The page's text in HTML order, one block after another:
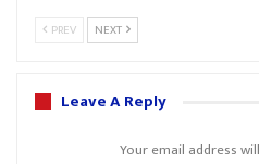
PREV NEXT
Leave A Reply
Your email address